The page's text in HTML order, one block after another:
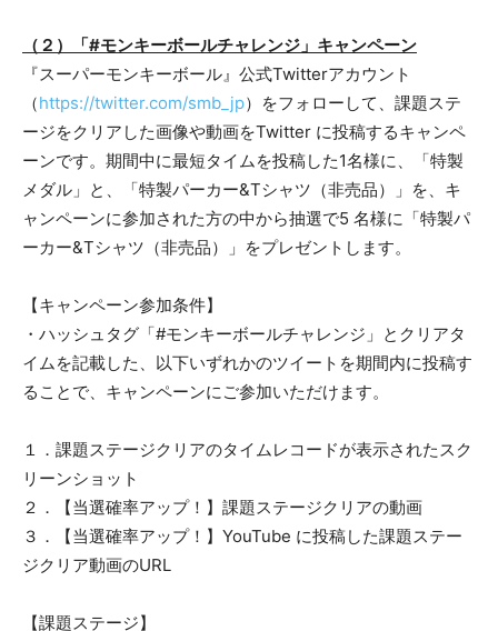
（２）「#モンキーボールチャレンジ」キャンペーン
『スーパーモンキーボール』公式Twitterアカウント
（https://twitter.com/smb_jp）をフォローして、課題ステ
ージをクリアした画像や動画をTwitter に投稿するキャンペ
ーンです。期間中に最短タイムを投稿した1名様に、「特製
メダル」と、「特製パーカー&Tシャツ（非売品）」を、キ
ャンペーンに参加された方の中から抽選で5 名様に「特製パ
ーカー&Tシャツ（非売品）」をプレゼントします。
【キャンペーン参加条件】
・ハッシュタグ「#モンキーボールチャレンジ」とクリアタ
イムを記載した、以下いずれかのツイートを期間内に投稿す
ることで、キャンペーンにご参加いただけます。
１．課題ステージクリアのタイムレコードが表示されたスク
リーンショット
２．【当選確率アップ！】課題ステージクリアの動画
３．【当選確率アップ！】YouTube に投稿した課題ステー
ジクリア動画のURL
【課題ステージ】